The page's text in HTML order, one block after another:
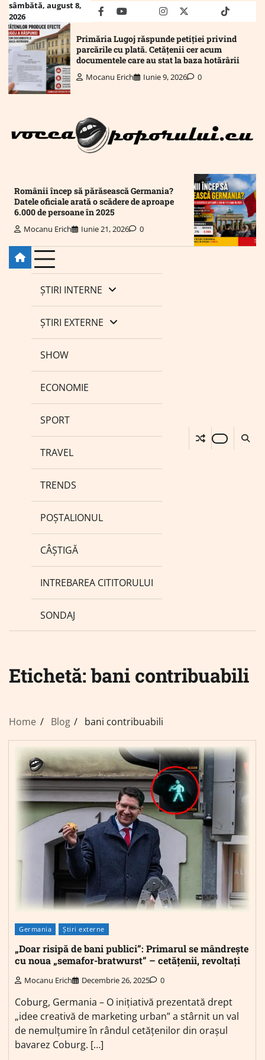
Skip
content
sâmbătă, august 8,
2026
facebookyoutubeMailinstagram
twitter truthtiktok
Primăria Lugoj răspunde petiției privind
parcările cu plată. Cetățenii cer acum
documentele care au stat la baza hotărârii
Mocanu Erich Iunie 9, 2026 0
Românii încep să părăsească Germania?
Datele oficiale arată o scădere de aproape
6.000 de persoane în 2025
Mocanu Erich Iunie 21, 2026 0
ȘTIRI INTERNE
ȘTIRI EXTERNE
SHOW
ECONOMIE
SPORT
TRAVEL
TRENDS
POȘTALIONUL
CÂȘTIGĂ
INTREBAREA CITITORULUI
SONDAJ
Etichetă:bani contribuabili
Home Blog bani contribuabili
Germania Știri externe
„Doar risipă de bani publici”: Primarul se mândrește
cu noua „semafor-bratwurst” – cetățenii, revoltați
Mocanu Erich Decembrie 26, 2025 0
Coburg, Germania – O inițiativă prezentată drept
„idee creativă de marketing urban” a stârnit un val
de nemulțumire în rândul cetățenilor din orașul
bavarez Coburg. […]